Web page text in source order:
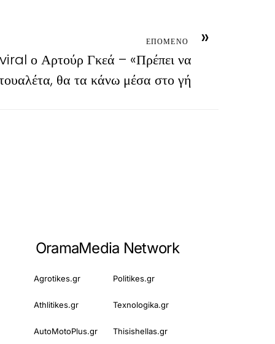
»
ΕΠΟΜΕΝΟ
ο Αρτούρ Γκεά – «Πρέπει να
θα τα κάνω μέσα στο γή
OramaMedia Network
Agrotikes.gr Politikes.gr
Athlitikes.gr Texnologika.gr
AutoMotoPlus.gr Thisishellas.gr